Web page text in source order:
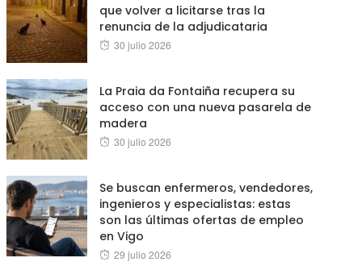
que volver a licitarse tras la
renuncia de la adjudicataria
Posted
30 julio 2026
La Praia da Fontaiña recupera su
acceso con una nueva pasarela de
madera
Posted
30 julio 2026
Se buscan enfermeros, vendedores,
ingenieros y especialistas: estas
son las últimas ofertas de empleo
en Vigo
Posted
29 julio 2026